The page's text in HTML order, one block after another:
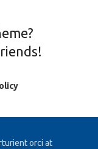
orci at